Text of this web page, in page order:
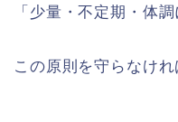
「少量・不定期・体調
この原則を守らなけれ